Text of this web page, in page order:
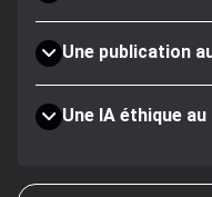
Une publication
Une IA éthique